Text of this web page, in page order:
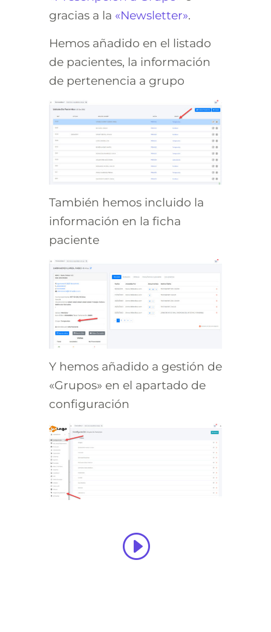
gracias a la «Newsletter».
Hemos añadido en el listado
de pacientes, la información
de pertenencia a grupo
También hemos incluido la
información en la ficha
paciente
Y hemos añadido a gestión de
«Grupos» en el apartado de
configuración